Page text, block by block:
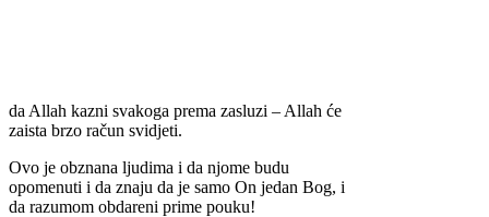
da Allah kazni svakoga prema zasluzi – Allah će
zaista brzo račun svidjeti.
Ovo je obznana ljudima i da njome budu
opomenuti i da znaju da je samo On jedan Bog, i
da razumom obdareni prime pouku!